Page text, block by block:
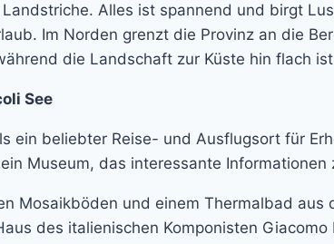
Alles ist spannend und birgt
Im Norden grenzt die Provinz an die
die Landschaft zur Küste hin flach
See
ein beliebter Reise- und Ausflugsort für
Museum, das interessante
Mosaikböden und einem Thermalbad aus
des italienischen Komponisten Giacomo